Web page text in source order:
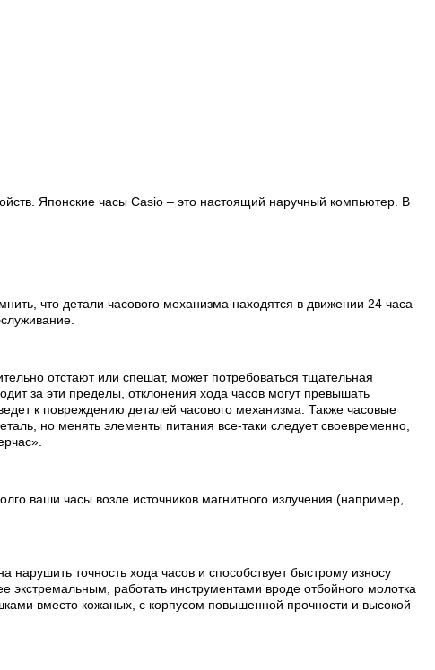
Японские часы Casio – это настоящий наручный компьютер. В
что детали часового механизма находятся в движении 24 часа
отстают или спешат, может потребоваться тщательная
за эти пределы, отклонения хода часов могут превышать
к повреждению деталей часового механизма. Также часовые
но менять элементы питания все-таки следует своевременно,
ваши часы возле источников магнитного излучения (например,
точность хода часов и способствует быстрому износу
работать инструментами вроде отбойного молотка
вместо кожаных, с корпусом повышенной прочности и высокой